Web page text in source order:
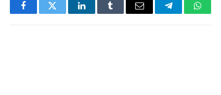
FacebookTwitter LinkedInTumblr Email Telegram